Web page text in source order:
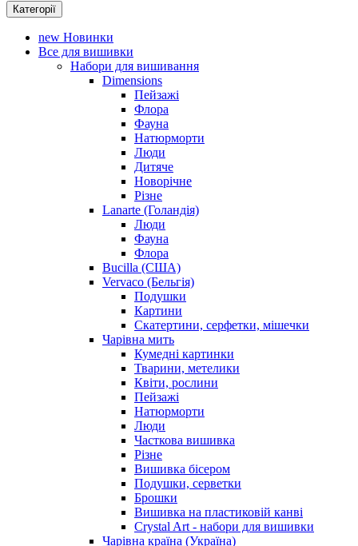
Категорії
new Новинки
Все для вишивки
Набори для вишивання
Dimensions
Пейзажі
Флора
Фауна
Натюрморти
Люди
Дитяче
Новорічне
Різне
Lanarte (Голандія)
Люди
Фауна
Флора
Bucilla (США)
Vervaco (Бельгія)
Подушки
Картини
Скатертини, серфетки, мішечки
Чарiвна мить
Кумедні картинки
Тварини, метелики
Квіти, рослини
Пейзажі
Натюрморти
Люди
Часткова вишивка
Різне
Вишивка бісером
Подушки, серветки
Брошки
Вишивка на пластиковій канві
Crystal Art - набори для вишивки
Чарівна країна (Україна)